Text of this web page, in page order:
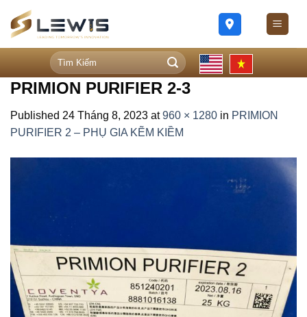
content
Tìm
kiếm:
PRIMION PURIFIER 2-3
Published 24 Tháng 8, 2023 at960 × 1280 in PRIMION
PURIFIER 2 – PHỤ GIA KẼM KIỀM